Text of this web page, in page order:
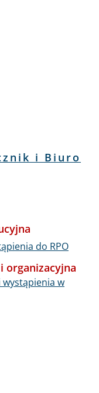
i Biuro
do RPO
organizacyjna
wystąpienia w